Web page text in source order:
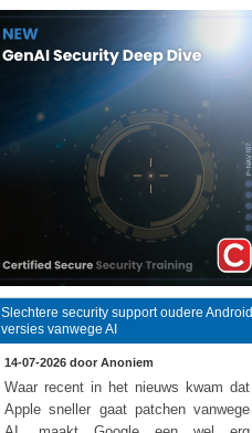
Slechtere security support oudere Android
versies vanwege AI
14-07-2026 door Anoniem
Waar recent in het nieuws kwam dat
Apple sneller gaat patchen vanwege